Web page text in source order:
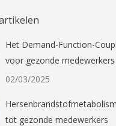
Het Demand-Function-
voor gezonde medewerkers
02/03/2025
tot gezonde medewerkers